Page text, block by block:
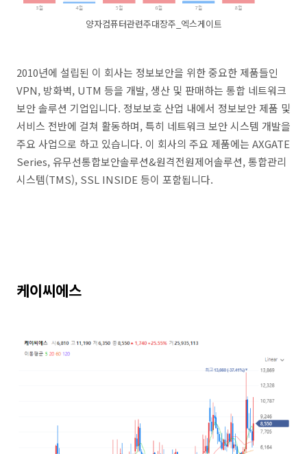
양자컴퓨터관련주대장주_엑스게이트
2010년에 설립된 이 회사는 정보보안을 위한 중요한 제품들인
VPN, 방화벽, UTM 등을 개발, 생산 및 판매하는 통합 네트워크
보안 솔루션 기업입니다. 정보보호 산업 내에서 정보보안 제품 및
서비스 전반에 걸쳐 활동하며, 특히 네트워크 보안 시스템 개발을
주요 사업으로 하고 있습니다. 이 회사의 주요 제품에는 AXGATE
Series, 유무선통합보안솔루션&원격전원제어솔루션, 통합관리
시스템(TMS), SSL INSIDE 등이 포함됩니다.
케이씨에스